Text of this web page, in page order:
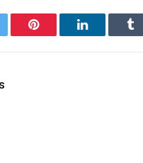
Pinterest LinkedIn